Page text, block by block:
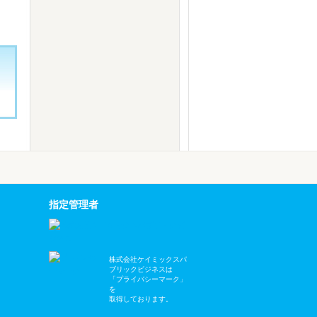
指定管理者
株式会社ケイミックスパ
ブリックビジネスは
「プライバシーマーク」
を
取得しております。